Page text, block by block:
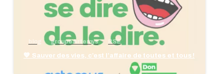
groupe Artemys RSE
💙 Sauver des vies, c’est l’affaire de toutes et tous !